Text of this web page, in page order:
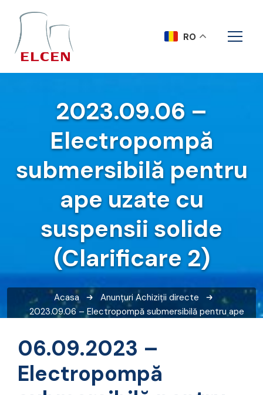
2023.09.06 –
Electropompă
submersibilă pentru
ape uzate cu
suspensii solide
(Clarificare 2)
Acasa Anunțuri Achiziții directe
2023.09.06 – Electropompă submersibilă pentru ape
06.09.2023 –
Electropompă
RO